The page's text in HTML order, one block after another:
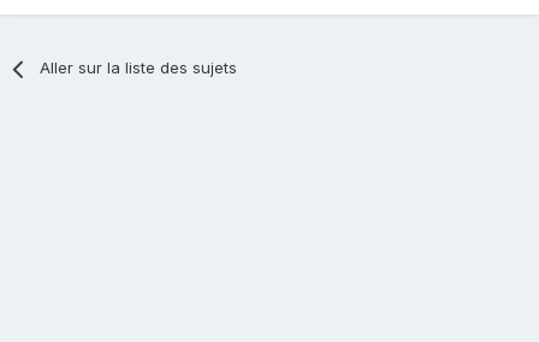
Aller sur la liste des sujets